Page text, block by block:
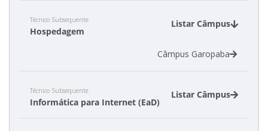
Câmpus Garopaba
Técnico Subsequente
Hospedagem
Listar Câmpus
Câmpus Garopaba
Técnico Subsequente
Informática para Internet (EaD)
Listar Câmpus